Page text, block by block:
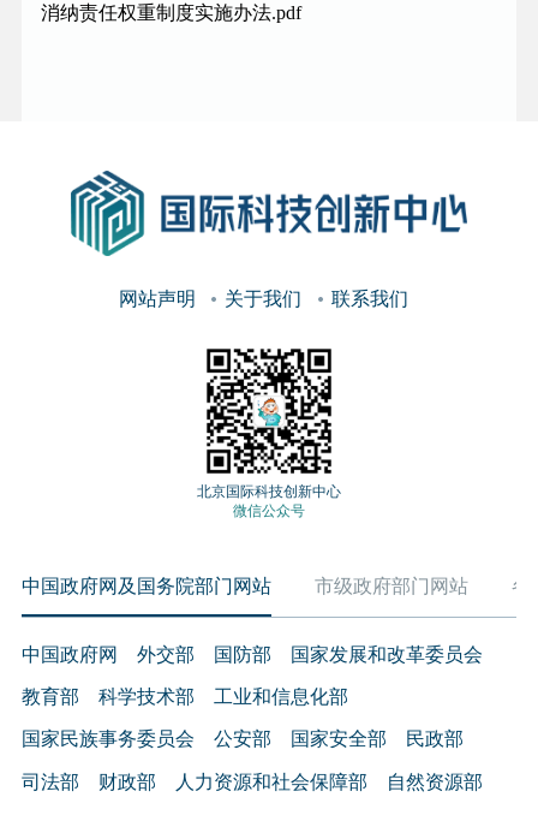
消纳责任权重制度实施办法.pdf
网站声明 关于我们 联系我们
北京国际科技创新中心
微信公众号
中国政府网及国务院部门网站 市级政府部门网站 各
中国政府网 外交部 国防部 国家发展和改革委员会
教育部 科学技术部 工业和信息化部
国家民族事务委员会 公安部 国家安全部 民政部
司法部 财政部 人力资源和社会保障部 自然资源部